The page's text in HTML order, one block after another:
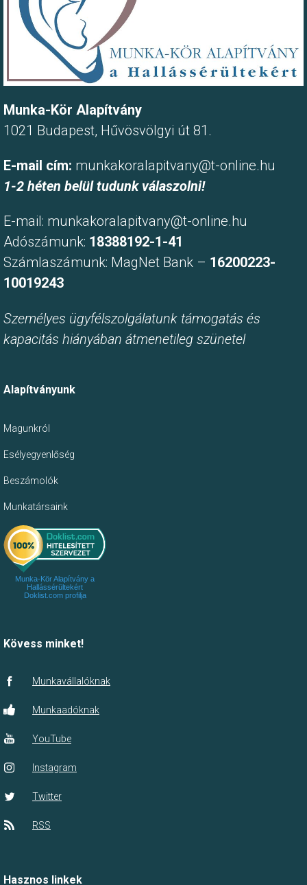
Munka-Kör Alapítvány
1021 Budapest, Hűvösvölgyi út 81.
E-mail cím: munkakoralapitvany@t-online.hu
1-2 héten belül tudunk válaszolni!
E-mail: munkakoralapitvany@t-online.hu
Adószámunk: 18388192-1-41
Számlaszámunk: MagNet Bank – 16200223-
10019243
Személyes ügyfélszolgálatunk támogatás és
kapacitás hiányában átmenetileg szünetel
Alapítványunk
Magunkról
Esélyegyenlőség
Beszámolók
Munkatársaink
Munka-Kör Alapítvány a
Hallássérültekért
Doklist.com profilja
Kövess minket!
Munkavállalóknak
Munkaadóknak
YouTube
Instagram
Twitter
RSS
Hasznos linkek